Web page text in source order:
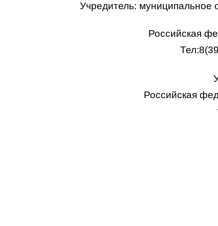
Учредитель: муниципальное
Российская
Российская